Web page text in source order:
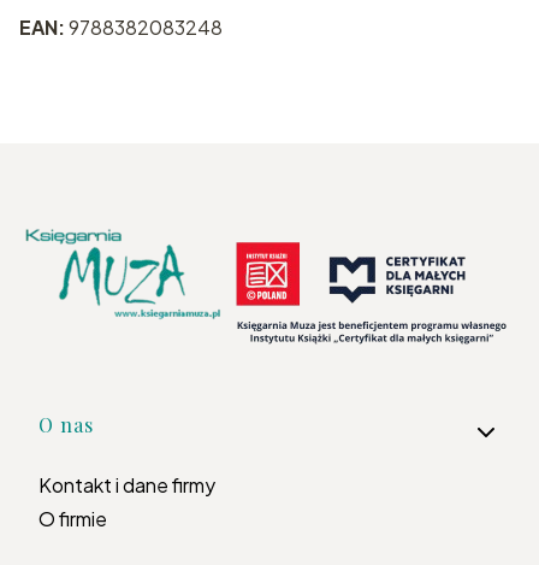
EAN:9788382083248
Linki w stopce
O nas
Kontakt i dane firmy
O firmie